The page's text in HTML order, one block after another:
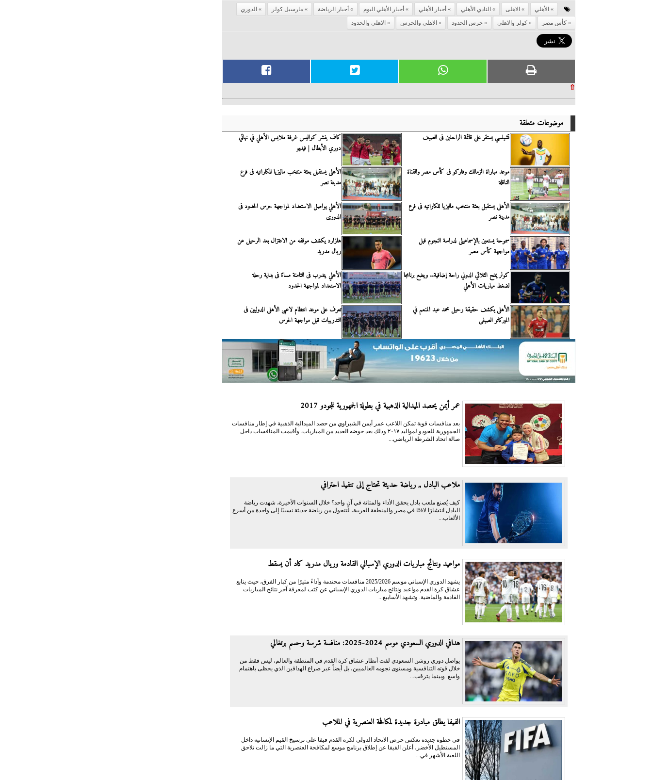
الأهلي الاهلى النادي الأهلي أخبار الأهلي أخبار الأهلي اليوم أخبار الرياضة مارسيل كولر
الدوري
كأس مصر
كولر والاهلى حرس الحدود الاهلى والحرس الاهلى والحدود
⇧
موضوعات متعلقة
تشيلسي يستقر على قائمة الراحلين فى الصيف
كاف ينشر كواليس غرفة ملابس الأهلي في نهائي
دوري الأبطال | فيديو
موعد مباراة الزمالك وفاركو فى كأس مصر والقناة
الناقلة
الأهلى يستقبل بعثة منتخب ماليزيا للكاراتيه فى فرع
مدينة نصر
الأهلى يستقبل بعثة منتخب ماليزيا للكاراتيه فى فرع
مدينة نصر
الأهلي يواصل الاستعداد لمواجهة حرس الحدود فى
الدورى
سموحة يستعين بالإسماعيلى لدراسة النجوم قبل
مواجهة كأس مصر
هازارد يكشف موقفه من الاعتزال بعد الرحيل عن
ريال مدريد
كولر يمنح الثلاثي الدولي راحة إضافية.. ويضع برنامجا
لضغط مباريات الأهلي
الأهلي يتدرب فى الثامنة مساءً فى بداية رحلة
الاستعداد لمواجهة الحدود
الأهلى يكشف حقيقة رحيل محمد عبد المنعم في
الميركاتو الصيفى
تعرف على موعد انتظام لاعبى الأهلى الدوليين فى
التدريبات قبل مواجهة الحرس
عمر أيمن يحصد الميدالية الذهبية في بطولة الجمهورية للجودو 2017
بعد منافسات قوية تمكن اللاعب عمر أيمن الشبراوي من حصد الميدالية الذهبية في إطار منافسات
الجمهورية للحودو لمواليد ٢٠١٧ وذلك بعد خوضه العديد من المباريات. وأقيمت المنافسات داخل
صالة اتحاد الشرطة الرياضي...
ملاعب البادل ,, رياضة حديثة تحتاج إلى تنفيذ احترافي
كيف يُصنع ملعب بادل يحقق الأداء والمتانة في آنٍ واحد؟ خلال السنوات الأخيرة، شهدت رياضة
البادل انتشارًا لافتًا في مصر والمنطقة العربية، لتتحول من رياضة حديثة نسبيًا إلى واحدة من أسرع
الألعاب...
مواعيد ونتائج مباريات الدوري الإسباني القادمة وريال مدريد كاد أن يسقط
يشهد الدوري الإسباني موسم 2025/2026 منافسات محتدمة وأداءً مثيرًا من كبار الفرق، حيث يتابع
عشاق كرة القدم مواعيد ونتائج مباريات الدوري الإسباني عن كثب لمعرفة آخر نتائج المباريات
القادمة والماضية. وتشهد الأسابيع...
هدافي الدوري السعودي موسم 2024-2025: منافسة شرسة وحسم برتغالي
يواصل دوري روشن السعودي لفت أنظار عشاق كرة القدم في المنطقة والعالم، ليس فقط من
خلال قوته التنافسية ومستوى نجومه العالميين، بل أيضاً عبر صراع الهدافين الذي يحظى باهتمام
واسع. وبينما يترقب...
الفيفا يطلق مبادرة جديدة لمكافحة العنصرية في الملاعب
في خطوة جديدة تعكس حرص الاتحاد الدولي لكرة القدم فيفا على ترسيخ القيم الإنسانية داخل
المستطيل الأخضر، أعلن الفيفا عن إطلاق برنامج موسع لمكافحة العنصرية التي ما زالت تلاحق
اللعبة الأشهر في...